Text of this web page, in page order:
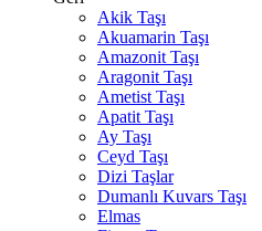
Akik Taşı
Akuamarin Taşı
Amazonit Taşı
Aragonit Taşı
Ametist Taşı
Apatit Taşı
Ay Taşı
Ceyd Taşı
Dizi Taşlar
Dumanlı Kuvars Taşı
Elmas